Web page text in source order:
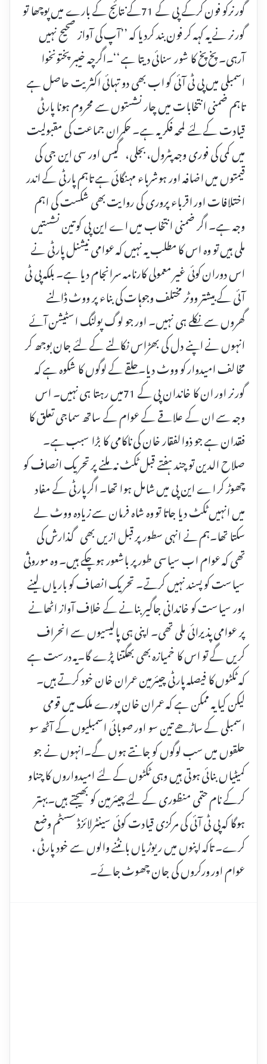
گورنرکو فون کرکے پی کے 71کے نتائج کے بارے میں پوچھا تو
گورنر نے یہ کہہ کر فون بند کردیا کہ ’’آپ کی آواز صحیح نہیں
آرہی۔ پخ پخ کا شور سنائی دیتا ہے‘‘۔اگرچہ خیبر پختونخوا
اسمبلی میں پی ٹی آئی کو اب بھی دو تہائی اکثریت حاصل ہے
تاہم ضمنی انتخابات میں چار نشستوں سے محروم ہونا پارٹی
قیادت کے لئے لمحہ فکریہ ہے۔ حکمران جماعت کی مقبولیت
میں کمی کی فوری وجہ پٹرول، بجلی، گیس اور سی این جی کی
قیمتوں میں اضافہ اور ہوشرباء مہنگائی ہے تاہم پارٹی کے اندر
اختلافات اور اقرباء پروری کی روایت بھی شکست کی اہم
وجہ ہے۔ اگر ضمنی انتخاب میں اے این پی کو تین نشستیں
ملی ہیں تو وہ اس کا مطلب یہ نہیں کہ عوامی نیشنل پارٹی نے
اس دوران کوئی غیر معمولی کارنامہ سرانجام دیا ہے۔ بلکہ پی ٹی
آئی کے بیشتر ووٹر مختلف وجوہات کی بناء پر ووٹ ڈالنے
گھروں سے نکلے ہی نہیں۔ اور جو لوگ پولنگ اسٹیشن آئے
انہوں نے اپنے دل کی بھڑاس نکالنے کے لئے جان بوجھ کر
مخالف امیدوار کو ووٹ دیا۔حلقے کے لوگوں کا شکوہ ہے کہ
گورنر اور ان کا خاندان پی کے 71میں رہتا ہی نہیں۔ اس
وجہ سے ان کے علاقے کے عوام کے ساتھ سماجی تعلق کا
فقدان ہے جو ذوالفقار خان کی ناکامی کا بڑا سبب ہے۔
صلاح الدین تو چند ہفتے قبل ٹکٹ نہ ملنے پر تحریک انصاف کو
چھوڑ کر اے این پی میں شامل ہوا تھا۔ اگر پارٹی کے مفاد
میں انہیں ٹکٹ دیا جاتا تو وہ شاہ فرمان سے زیادہ ووٹ لے
سکتا تھا۔ہم نے انہی سطور پر قبل ازیں بھی گذارش کی
تھی کہ عوام اب سیاسی طور پر باشعور ہوچکے ہیں۔ وہ موروثی
سیاست کو پسند نہیں کرتے۔ تحریک انصاف کو باریاں لینے
اور سیاست کو خاندانی جاگیر بنانے کے خلاف آواز اٹھانے
پر عوامی پذیرائی ملی تھی۔ اپنی ہی پالیسیوں سے انحراف
کریں گے تو اس کا خمیازہ بھی بھگتنا پڑے گا۔یہ درست ہے
کہ ٹکٹوں کا فیصلہ پارٹی چیئرمین عمران خان خود کرتے ہیں۔
لیکن کیا یہ ممکن ہے کہ عمران خان پورے ملک میں قومی
اسمبلی کے ساڑھے تین سو اور صوبائی اسمبلیوں کے آٹھ سو
حلقوں میں سب لوگوں کو جانتے ہوں گے۔انہوں نے جو
کمیٹیاں بنائی ہوتی ہیں وہی ٹکٹوں کے لئے امیدواروں کا چناو
کرکے نام حتمی منظوری کے لئے چیئرمین کو بھیجتے ہیں۔بہتر
ہوگا کہ پی ٹی آئی کی مرکزی قیادت کوئی سینٹرلائزڈ سسٹم وضع
کرے۔ تاکہ اپنوں میں ریوڑیاں بانٹنے والوں سے خود پارٹی ،
عوام اور ورکروں کی جان چھوٹ جائے۔